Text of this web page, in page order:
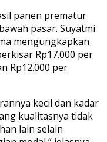
panen prematur
pasar. Suyatmi
mengungkapkan
Rp17.000 per
Rp12.000 per
kecil dan kadar
kualitasnya tidak
lain selain